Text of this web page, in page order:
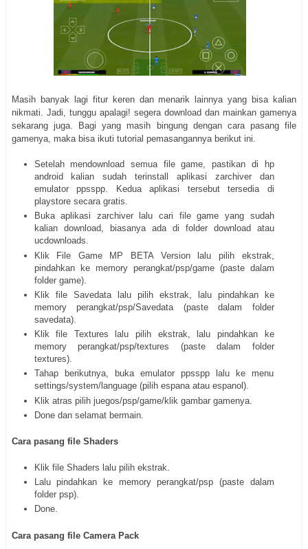
Masih banyak lagi fitur keren dan menarik lainnya yang bisa kalian
nikmati. Jadi, tunggu apalagi! segera download dan mainkan gamenya
sekarang juga. Bagi yang masih bingung dengan cara pasang file
gamenya, maka bisa ikuti tutorial pemasangannya berikut ini.
Setelah mendownload semua file game, pastikan di hp
android kalian sudah terinstall aplikasi zarchiver dan
emulator ppsspp. Kedua aplikasi tersebut tersedia di
playstore secara gratis.
Buka aplikasi zarchiver lalu cari file game yang sudah
kalian download, biasanya ada di folder download atau
ucdownloads.
Klik File Game MP BETA Version lalu pilih ekstrak,
pindahkan ke memory perangkat/psp/game (paste dalam
folder game).
Klik file Savedata lalu pilih ekstrak, lalu pindahkan ke
memory perangkat/psp/Savedata (paste dalam folder
savedata).
Klik file Textures lalu pilih ekstrak, lalu pindahkan ke
memory perangkat/psp/textures (paste dalam folder
textures).
Tahap berikutnya, buka emulator ppsspp lalu ke menu
settings/system/language (pilih espana atau espanol).
Klik atras pilih juegos/psp/game/klik gambar gamenya.
Done dan selamat bermain.
Cara pasang file Shaders
Klik file Shaders lalu pilih ekstrak.
Lalu pindahkan ke memory perangkat/psp (paste dalam
folder psp).
Done.
Cara pasang file Camera Pack